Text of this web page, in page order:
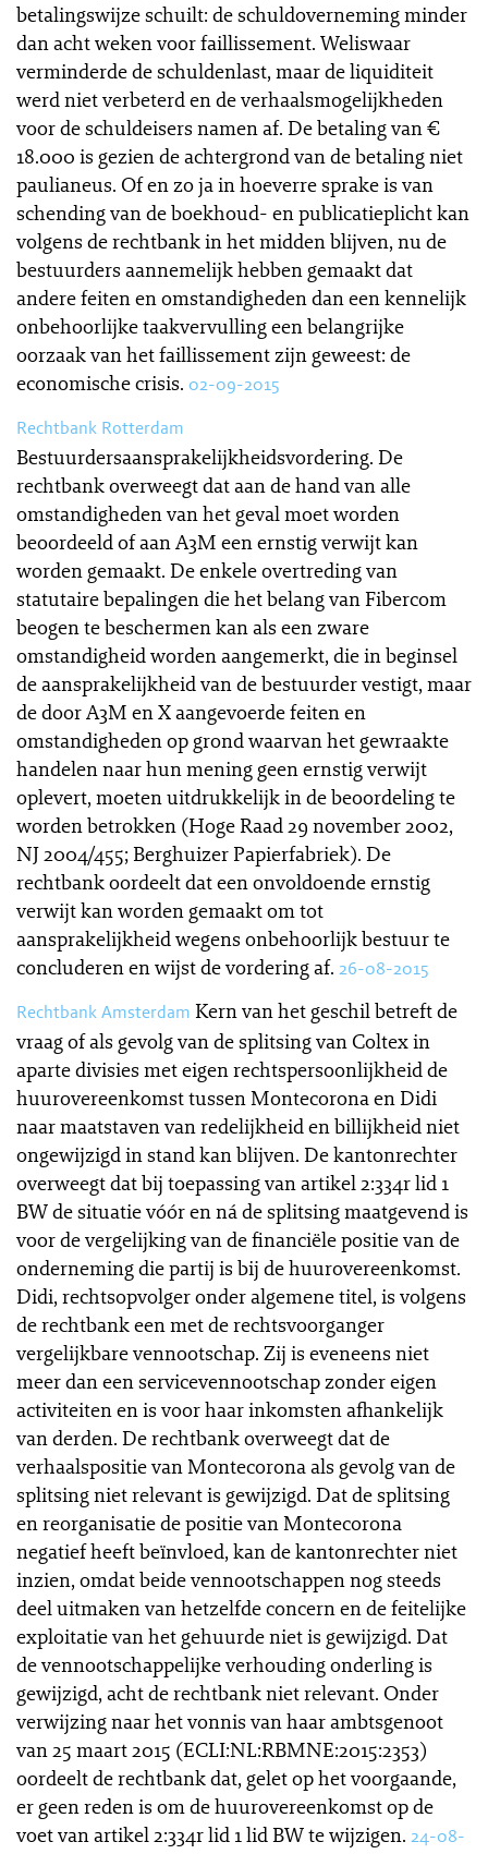
betalingswijze schuilt: de schuldoverneming minder
dan acht weken voor faillissement. Weliswaar
verminderde de schuldenlast, maar de liquiditeit
werd niet verbeterd en de verhaalsmogelijkheden
voor de schuldeisers namen af. De betaling van €
18.000 is gezien de achtergrond van de betaling niet
paulianeus. Of en zo ja in hoeverre sprake is van
schending van de boekhoud- en publicatieplicht kan
volgens de rechtbank in het midden blijven, nu de
bestuurders aannemelijk hebben gemaakt dat
andere feiten en omstandigheden dan een kennelijk
onbehoorlijke taakvervulling een belangrijke
oorzaak van het faillissement zijn geweest: de
economische crisis. 02-09-2015
Rechtbank Rotterdam
Bestuurdersaansprakelijkheidsvordering. De
rechtbank overweegt dat aan de hand van alle
omstandigheden van het geval moet worden
beoordeeld of aan A3M een ernstig verwijt kan
worden gemaakt. De enkele overtreding van
statutaire bepalingen die het belang van Fibercom
beogen te beschermen kan als een zware
omstandigheid worden aangemerkt, die in beginsel
de aansprakelijkheid van de bestuurder vestigt, maar
de door A3M en X aangevoerde feiten en
omstandigheden op grond waarvan het gewraakte
handelen naar hun mening geen ernstig verwijt
oplevert, moeten uitdrukkelijk in de beoordeling te
worden betrokken (Hoge Raad 29 november 2002,
NJ 2004/455; Berghuizer Papierfabriek). De
rechtbank oordeelt dat een onvoldoende ernstig
verwijt kan worden gemaakt om tot
aansprakelijkheid wegens onbehoorlijk bestuur te
concluderen en wijst de vordering af. 26-08-2015
Rechtbank Amsterdam Kern van het geschil betreft de
vraag of als gevolg van de splitsing van Coltex in
aparte divisies met eigen rechtspersoonlijkheid de
huurovereenkomst tussen Montecorona en Didi
naar maatstaven van redelijkheid en billijkheid niet
ongewijzigd in stand kan blijven. De kantonrechter
overweegt dat bij toepassing van artikel 2:334r lid 1
BW de situatie vóór en ná de splitsing maatgevend is
voor de vergelijking van de financiële positie van de
onderneming die partij is bij de huurovereenkomst.
Didi, rechtsopvolger onder algemene titel, is volgens
de rechtbank een met de rechtsvoorganger
vergelijkbare vennootschap. Zij is eveneens niet
meer dan een servicevennootschap zonder eigen
activiteiten en is voor haar inkomsten afhankelijk
van derden. De rechtbank overweegt dat de
verhaalspositie van Montecorona als gevolg van de
splitsing niet relevant is gewijzigd. Dat de splitsing
en reorganisatie de positie van Montecorona
negatief heeft beïnvloed, kan de kantonrechter niet
inzien, omdat beide vennootschappen nog steeds
deel uitmaken van hetzelfde concern en de feitelijke
exploitatie van het gehuurde niet is gewijzigd. Dat
de vennootschappelijke verhouding onderling is
gewijzigd, acht de rechtbank niet relevant. Onder
verwijzing naar het vonnis van haar ambtsgenoot
van 25 maart 2015 (ECLI:NL:RBMNE:2015:2353)
oordeelt de rechtbank dat, gelet op het voorgaande,
er geen reden is om de huurovereenkomst op de
voet van artikel 2:334r lid 1 lid BW te wijzigen. 24-08-